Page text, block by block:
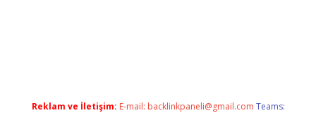
Reklam ve İletişim: E-mail: backlinkpaneli@gmail.com Teams: